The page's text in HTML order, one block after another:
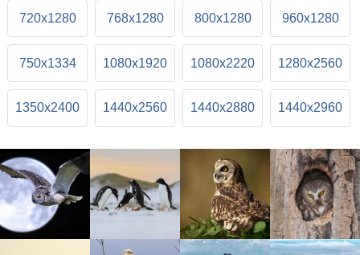
720x1280 768x1280 800x1280 960x1280
750x1334 1080x1920 1080x2220 1280x2560
1350x2400 1440x2560 1440x2880 1440x2960